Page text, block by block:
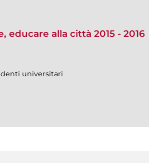
educare alla città 2015 - 2016
universitari